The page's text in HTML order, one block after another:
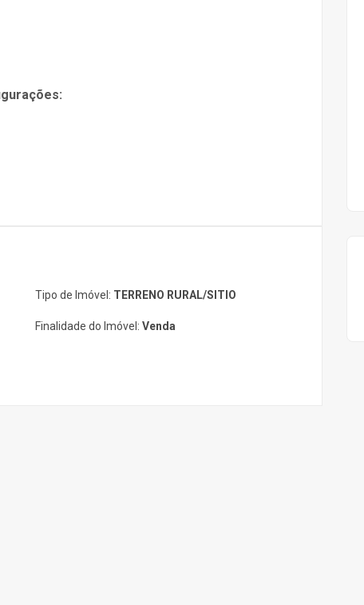
Tipo de Imóvel: TERRENO RURAL/SITIO
Finalidade do Imóvel: Venda